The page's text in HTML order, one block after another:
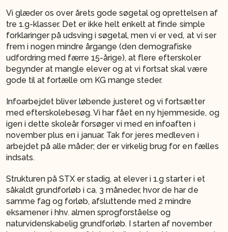
Vi glæder os over årets gode søgetal og oprettelsen af
tre 1.g-klasser. Det er ikke helt enkelt at finde simple
forklaringer på udsving i søgetal, men vi er ved, at vi ser
frem i nogen mindre årgange (den demografiske
udfordring med færre 15-årige), at flere efterskoler
begynder at mangle elever og at vi fortsat skal være
gode til at fortælle om KG mange steder.
Infoarbejdet bliver løbende justeret og vi fortsætter
med efterskolebesøg. Vi har fået en ny hjemmeside, og
igen i dette skoleår forsøger vi med en infoaften i
november plus en i januar. Tak for jeres medleven i
arbejdet på alle måder; der er virkelig brug for en fælles
indsats.
Strukturen på STX er stadig, at elever i 1.g starter i et
såkaldt grundforløb i ca. 3 måneder, hvor de har de
samme fag og forløb, afsluttende med 2 mindre
eksamener i hhv. almen sprogforståelse og
naturvidenskabelig grundforløb. I starten af november